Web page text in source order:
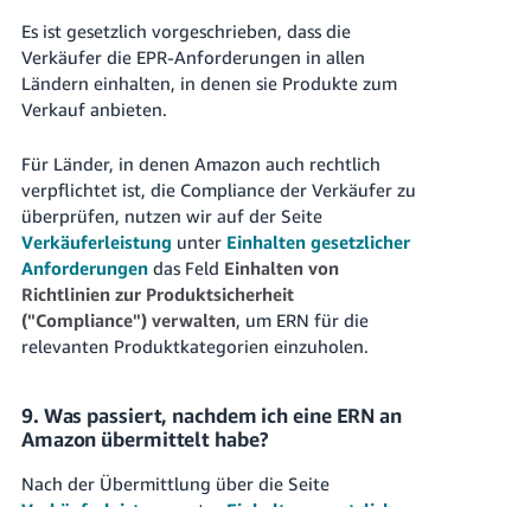
Es ist gesetzlich vorgeschrieben, dass die
Verkäufer die EPR-Anforderungen in allen
Ländern einhalten, in denen sie Produkte zum
Verkauf anbieten.
Für Länder, in denen Amazon auch rechtlich
verpflichtet ist, die Compliance der Verkäufer zu
überprüfen, nutzen wir auf der Seite
Verkäuferleistung unter Einhalten gesetzlicher
Anforderungen das Feld Einhalten von
Richtlinien zur Produktsicherheit
("Compliance") verwalten, um ERN für die
relevanten Produktkategorien einzuholen.
9. Was passiert, nachdem ich eine ERN an
Amazon übermittelt habe?
Nach der Übermittlung über die Seite